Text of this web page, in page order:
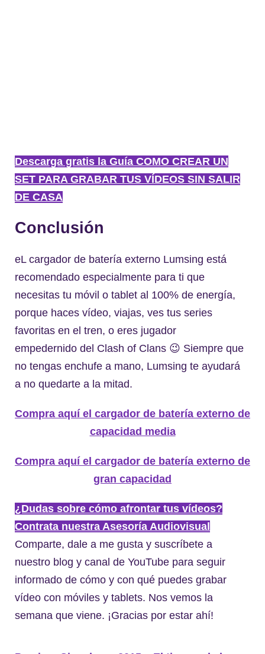
Descarga gratis la Guía COMO CREAR UN
SET PARA GRABAR TUS VÍDEOS SIN SALIR
DE CASA
Conclusión
eL cargador de batería externo Lumsing está
recomendado especialmente para ti que
necesitas tu móvil o tablet al 100% de energía,
porque haces vídeo, viajas, ves tus series
favoritas en el tren, o eres jugador
empedernido del Clash of Clans 😉 Siempre que
no tengas enchufe a mano, Lumsing te ayudará
a no quedarte a la mitad.
Compra aquí el cargador de batería externo de
capacidad media
Compra aquí el cargador de batería externo de
gran capacidad
¿Dudas sobre cómo afrontar tus vídeos?
Contrata nuestra Asesoría Audiovisual
Comparte, dale a me gusta y suscríbete a
nuestro blog y canal de YouTube para seguir
informado de cómo y con qué puedes grabar
vídeo con móviles y tablets. Nos vemos la
semana que viene. ¡Gracias por estar ahí!